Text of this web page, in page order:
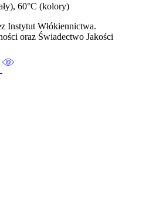
60°C (kolory)
Instytut Włókiennictwa.
oraz Świadectwo Jakości